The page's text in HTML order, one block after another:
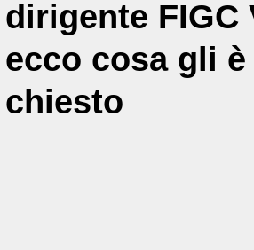
dirigente FIGC
ecco cosa gli
chiesto